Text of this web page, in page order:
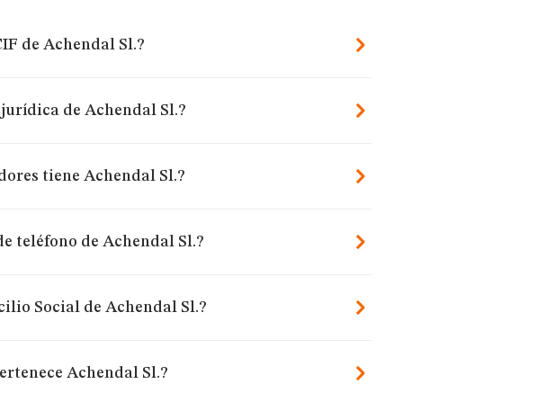
de Achendal Sl.?
de Achendal Sl.?
tiene Achendal Sl.?
teléfono de Achendal Sl.?
Social de Achendal Sl.?
Achendal Sl.?